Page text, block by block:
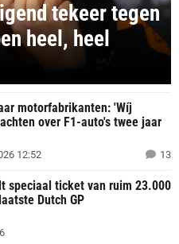
tekeer tegen
heel, heel
motorfabrikanten: 'Wíj
over F1-auto's twee jaar
12:52 13
speciaal ticket van ruim 23.000
Dutch GP